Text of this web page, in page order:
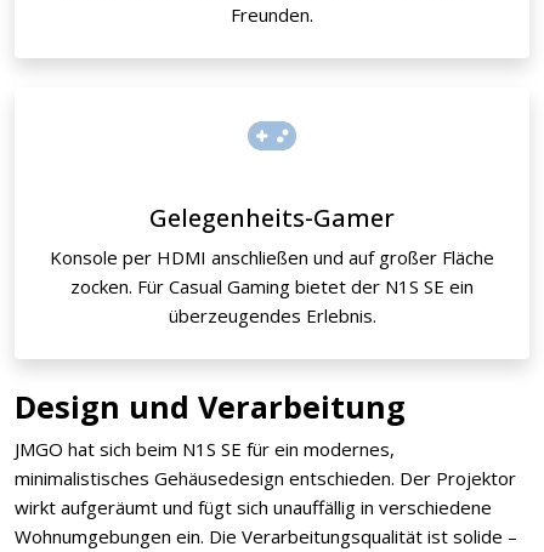
Freunden.
Gelegenheits-Gamer
Konsole per HDMI anschließen und auf großer Fläche
zocken. Für Casual Gaming bietet der N1S SE ein
überzeugendes Erlebnis.
Design und Verarbeitung
JMGO hat sich beim N1S SE für ein modernes,
minimalistisches Gehäusedesign entschieden. Der Projektor
wirkt aufgeräumt und fügt sich unauffällig in verschiedene
Wohnumgebungen ein. Die Verarbeitungsqualität ist solide –